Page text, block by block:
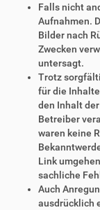
Falls nicht
Aufnahmen.
Bilder nach
Zwecken
untersagt.
Trotz
für die
den Inhalt
Betreiber
waren keine
Link
sachliche
Auch
ausdrücklich